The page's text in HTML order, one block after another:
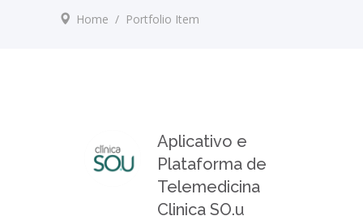
Home / Portfolio Item
Aplicativo e
Plataforma de
Telemedicina
Clinica SO.u